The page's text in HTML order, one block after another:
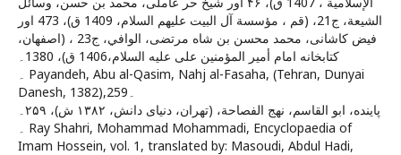
الشيعة، ج‏21، (قم‏ ، مؤسسة آل البيت عليهم السلام‏، 1409 ق‏)، 473 اور
فيض كاشانى، محمد محسن بن شاه مرتضى‏، الوافي‏، ج‏23 ، (اصفهان‏،
كتابخانه امام أمير المؤمنين على عليه السلام‏،1406 ق‏)، 1380۔
۔ Payandeh, Abu al-Qasim, Nahj al-Fasaha, (Tehran, Dunyai
Danesh, 1382),۔259
پاينده، ابو القاسم‏، نهج الفصاحة، (تهران، دنياى دانش‏، ۱۳۸۲ ش)، ۲۵۹۔
۔ Ray Shahri, Mohammad Mohammadi, Encyclopaedia of
Imam Hossein, vol. 1, translated by: Masoudi, Abdul Hadi,